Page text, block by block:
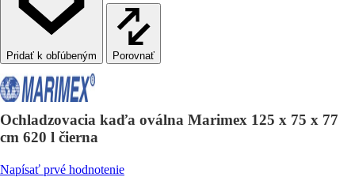
Porovnať
Ochladzovacia kaďa oválna Marimex 125 x 75 x 77
cm 620 l čierna
Napísať prvé hodnotenie